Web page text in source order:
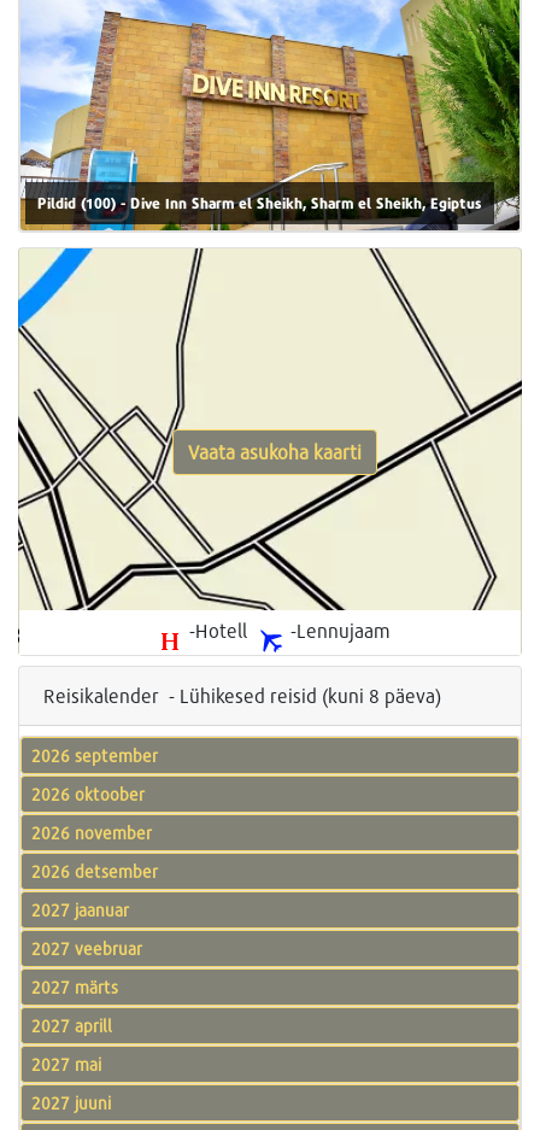
Pildid (100) - Dive Inn Sharm el Sheikh, Sharm el Sheikh, Egiptus
-Hotell -Lennujaam
Vaata asukoha kaarti
Reisikalender - Lühikesed reisid (kuni 8 päeva)
2026 september
2026 oktoober
2026 november
2026 detsember
2027 jaanuar
2027 veebruar
2027 märts
2027 aprill
2027 mai
2027 juuni